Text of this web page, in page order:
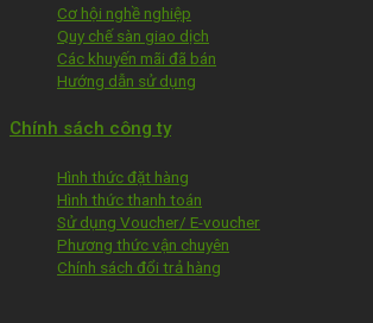
Cơ hội nghề nghiệp
Quy chế sàn giao dịch
Các khuyến mãi đã bán
Hướng dẫn sử dụng
Chính sách công ty
Hình thức đặt hàng
Hình thức thanh toán
Sử dụng Voucher/ E-voucher
Phương thức vận chuyên
Chính sách đổi trả hàng